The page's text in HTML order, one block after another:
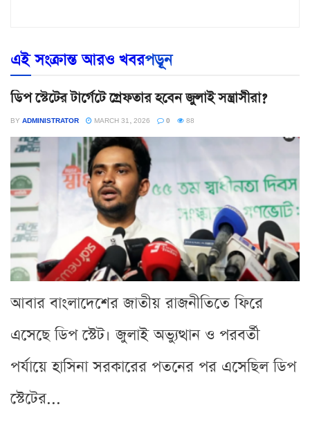
এই সংক্রান্ত আরও খবরপড়ূন
ডিপ স্টেটের টার্গেটে গ্রেফতার হবেন জুলাই সন্ত্রাসীরা?
BY ADMINISTRATOR MARCH 31, 2026 0 88
আবার বাংলাদেশের জাতীয় রাজনীতিতে ফিরে
এসেছে ডিপ স্টেট। জুলাই অভ্যুত্থান ও পরবর্তী
পর্যায়ে হাসিনা সরকারের পতনের পর এসেছিল ডিপ
স্টেটের...